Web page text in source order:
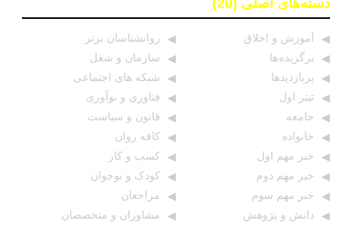
آموزش و اخلاق
برگزیده ها
پربازدیدها
تیتر اول
جامعه
خانواده
خبر مهم اول
خبر مهم دوم
خبر مهم سوم
دانش و پژوهش
روانشناسان برتر
سازمان و شغل
شبکه های اجتماعی
فناوری و نوآوری
قانون و سیاست
کافه روان
کسب و کار
کودک و نوجوان
مراجعان
مشاوران و متخصصان